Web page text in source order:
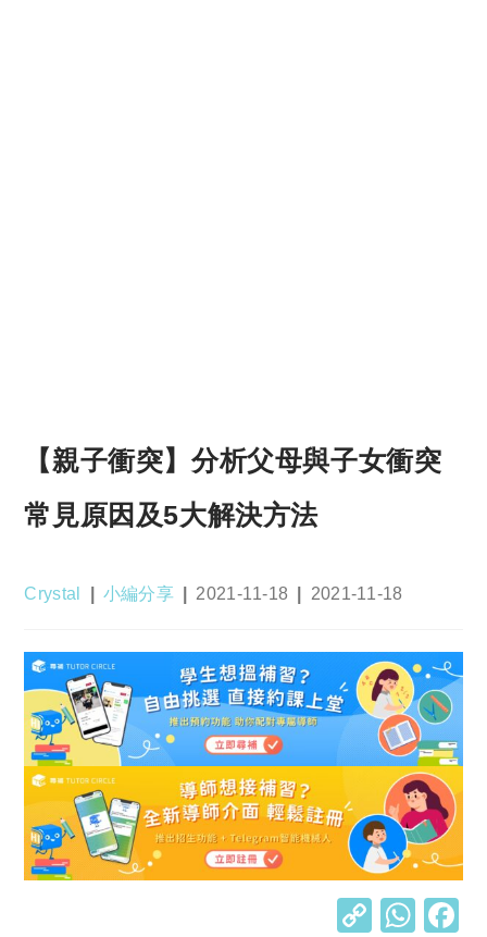
【親子衝突】分析父母與子女衝突
常見原因及5大解決方法
Post
Crystal
Post
小編分享
Post
2021-11-18
Post
2021-11-18
C W